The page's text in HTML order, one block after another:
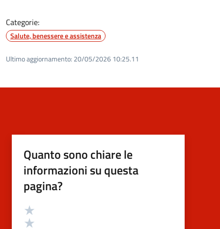
Categorie:
Salute, benessere e assistenza
Ultimo aggiornamento: 20/05/2026 10:25.11
Quanto sono chiare le
informazioni su questa
pagina?
Valutazione